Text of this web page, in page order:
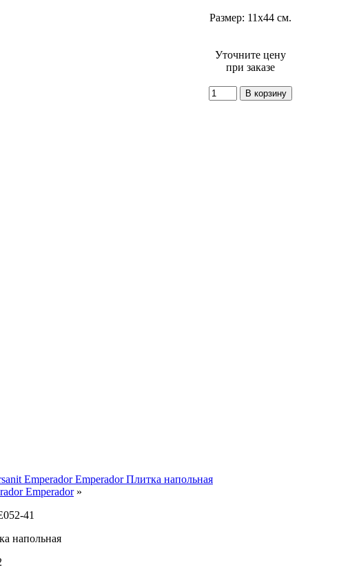
Размер: 11x44 см.
Уточните цену
при заказе
Emperador»
41
напольная